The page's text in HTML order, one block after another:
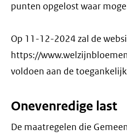
punten opgelost waar
Op 11-12-2024 zal de
https://
voldoen aan de
Onevenredige last
De maatregelen die